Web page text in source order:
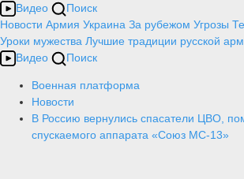
Видео
Поиск
Новости Армия Украина За рубежом Угрозы
Уроки мужества Лучшие традиции русской
Видео
Поиск
Военная платформа
Новости
В Россию вернулись спасатели ЦВО,
спускаемого аппарата «Союз МС-13»